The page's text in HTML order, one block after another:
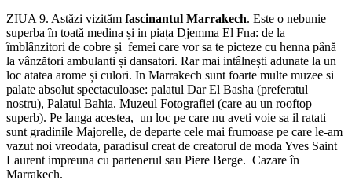
ZIUA 9. Astăzi vizităm fascinantul Marrakech. Este o nebunie
superba în toată medina și in piața Djemma El Fna: de la
îmblânzitori de cobre și femei care vor sa te picteze cu henna până
la vânzători ambulanti și dansatori. Rar mai intâlnești adunate la un
loc atatea arome și culori. In Marrakech sunt foarte multe muzee si
palate absolut spectaculoase: palatul Dar El Basha (preferatul
nostru), Palatul Bahia. Muzeul Fotografiei (care au un rooftop
superb). Pe langa acestea, un loc pe care nu aveti voie sa il ratati
sunt gradinile Majorelle, de departe cele mai frumoase pe care le-am
vazut noi vreodata, paradisul creat de creatorul de moda Yves Saint
Laurent impreuna cu partenerul sau Piere Berge. Cazare în
Marrakech.